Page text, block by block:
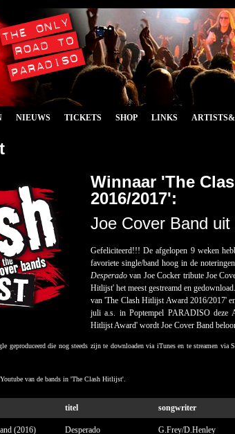
NIEUWS TICKETS SHOP LINKS
Winnaar 'The
2016/2017':
Joe Cover Band uit
Gefeliciteerd!!! De afgelopen 9 weken
favoriete single/band hoog in de
Desperado van Joe Cocker tribute Joe
Hitlijst' het meest gestreamd en
van 'The Clash Hitlijst Award 2016/2017'
juli a.s. in Poptempel PARADISO deze
Hitlijst Award' wordt Joe Cover Band
geproduceerddie nog steeds zijn te downloaden via iTunes en te streamen via
van de bands in 'The Clash Hitlijst'.
titel songwriter
(2016) Desperado G.Frey/D.Henley